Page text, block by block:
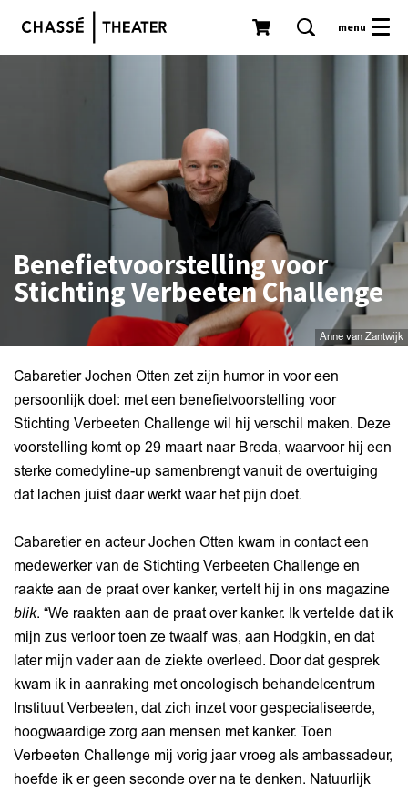
menu
Anne van Zantwijk
Benefietvoorstelling voor
Stichting Verbeeten Challenge
Cabaretier Jochen Otten zet zijn humor in voor een
persoonlijk doel: met een benefietvoorstelling voor
Stichting Verbeeten Challenge wil hij verschil maken. Deze
voorstelling komt op 29 maart naar Breda, waarvoor hij een
sterke comedyline-up samenbrengt vanuit de overtuiging
dat lachen juist daar werkt waar het pijn doet.
Cabaretier en acteur Jochen Otten kwam in contact een
medewerker van de Stichting Verbeeten Challenge en
raakte aan de praat over kanker, vertelt hij in ons magazine
blik. “We raakten aan de praat over kanker. Ik vertelde dat ik
mijn zus verloor toen ze twaalf was, aan Hodgkin, en dat
later mijn vader aan de ziekte overleed. Door dat gesprek
kwam ik in aanraking met oncologisch behandelcentrum
Instituut Verbeeten, dat zich inzet voor gespecialiseerde,
hoogwaardige zorg aan mensen met kanker. Toen
Verbeeten Challenge mij vorig jaar vroeg als ambassadeur,
hoefde ik er geen seconde over na te denken. Natuurlijk